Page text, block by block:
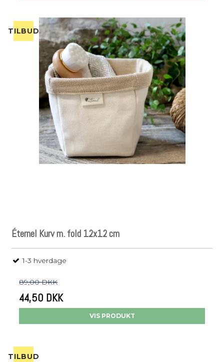
TILBUD
Éternel Kurv m. fold 12x12 cm
1-3 hverdage
89,00 DKK
44,50 DKK
VIS PRODUKT
TILBUD